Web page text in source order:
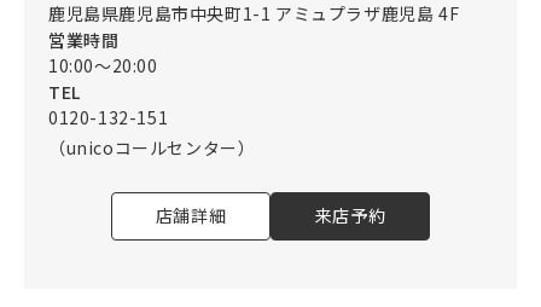
鹿児島県鹿児島市中央町1-1 アミュプラザ鹿児島 4F
営業時間
10:00～20:00
TEL
0120-132-151
（unicoコールセンター）
店舗詳細 来店予約